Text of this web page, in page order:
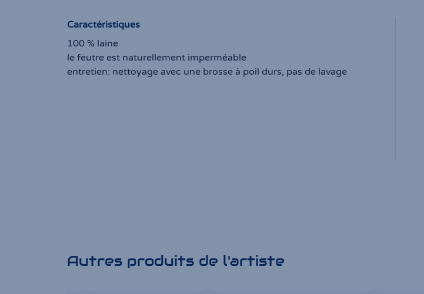
Caractéristiques
100 % laine
le feutre est naturellement imperméable
entretien: nettoyage avec une brosse à poil durs, pas de lavage
Autres produits de l'artiste